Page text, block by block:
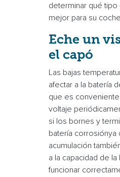
determinar qué
mejor para su
Eche un
el capó
Las bajas
afectar a la batería
que es
voltaje
si los bornes y
batería corrosiónya
acumulación
a la capacidad de la
funcionar